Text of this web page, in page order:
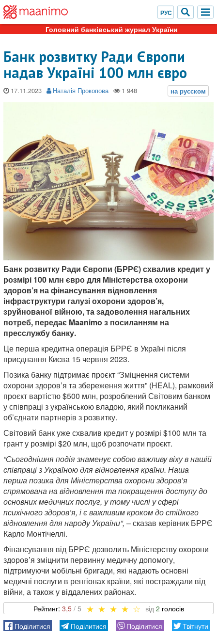
Головний банківський журнал України
Банк розвитку Ради Європи
надав Україні 100 млн євро
17.11.2023 Наталія Прокопова
Банк розвитку Ради Європи (БРРЄ) схвалив кредит у
розмірі 100 млн євро для Міністерства охорони
здоров’я на фінансування відновлення
інфраструктури галузі охорони здоров’я,
зруйнованої війною, та задоволення нагальних
потреб, передає Maanimo з посиланням на
пресслужбу банку.
Це перша кредитна операція БРРЄ в Україні після
приєднання Києва 15 червня 2023.
Позика банку підтримає проєкт “Зміцнення системи
охорони здоров’я та збереження життя” (HEAL), рамковий
проєкт вартістю $500 млн, розроблений Світовим банком
у співпраці з українською владою, який покликаний
об’єднати партнерів з розвитку.
Світовий банк уже схвалив кредит у розмірі $100 млн та
грант у розмірі $20 млн, щоб розпочати проєкт.
“Сьогоднішня подія знаменує собою важливу віху в нашій
співпраці з Україною для відновлення країни. Наша
перша позика для Міністерства охорони здоров’я
спрямована на відновлення та покращення доступу до
основних медичних послуг, у тому числі у сфері
психічного здоров’я, і є важливим кроком до стійкого
відновлення для народу України”, – сказав керівник БРРЄ
Карло Монтічеллі.
Фінансування від БРРЄ дозволить Міністерству охорони
здоров’я зміцнити первинну медичну допомогу,
підтримуючи мобільні бригади, які надають основні
медичні послуги в ренгіонах країни, які постраждали від
війни, а також у віддалених районах.
3,5 2